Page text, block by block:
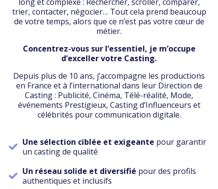
trier, contacter, négocier… Tout cela prend beaucoup
de votre temps, alors que ce n’est pas votre cœur de
métier.
Concentrez-vous sur l’essentiel, je m’occupe
d’exceller votre Casting.
Depuis plus de 10 ans, j’accompagne les productions
en France et à l’international dans leur Direction de
Casting : Publicité, Cinéma, Télé-réalité, Mode,
événements Prestigieux, Casting d’Influenceurs et
célébrités pour communication digitale.
Une sélection ciblée et exigeante pour garantir
un casting de qualité
Un réseau solide et diversifié pour des profils
authentiques et inclusifs